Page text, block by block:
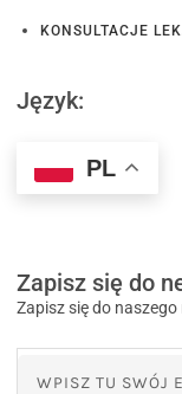
KONSULTACJE
Język:
PL
Zapisz się do
Zapisz się do